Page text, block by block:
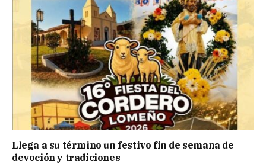
Llega a su término un festivo fin de semana de
devoción y tradiciones